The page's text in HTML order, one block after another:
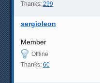
Thanks: 299
sergioleon
Member
Offline
Thanks: 60